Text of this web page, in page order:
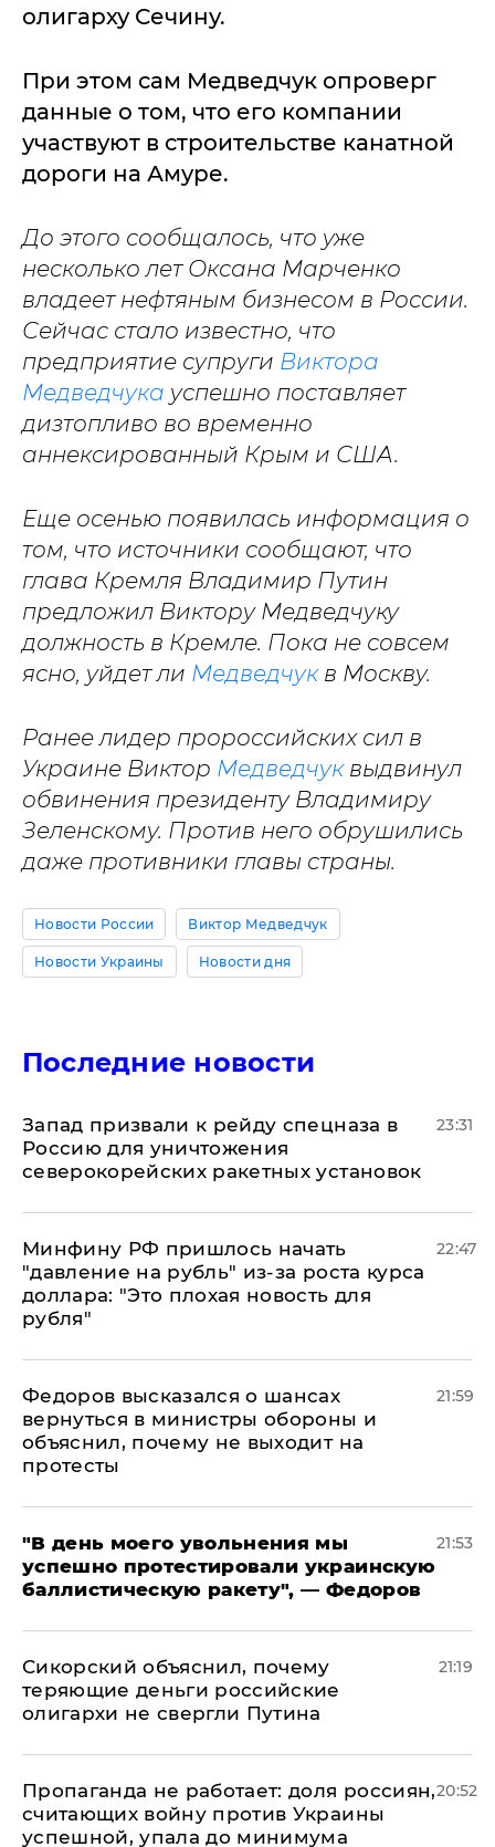
олигарху Сечину.
При этом сам Медведчук опроверг
данные о том, что его компании
участвуют в строительстве канатной
дороги на Амуре.
До этого сообщалось, что уже
несколько лет Оксана Марченко
владеет нефтяным бизнесом в России.
Сейчас стало известно, что
предприятие супруги Виктора
Медведчука успешно поставляет
дизтопливо во временно
аннексированный Крым и США.
Еще осенью появилась информация о
том, что источники сообщают, что
глава Кремля Владимир Путин
предложил Виктору Медведчуку
должность в Кремле. Пока не совсем
ясно, уйдет ли Медведчукв Москву.
Ранее лидер пророссийских сил в
Украине Виктор Медведчуквыдвинул
обвинения президенту Владимиру
Зеленскому. Против него обрушились
даже противники главы страны.
Новости России Виктор Медведчук
Новости Украины Новости дня
Последние новости
Запад призвали к рейду спецназа в
Россию для уничтожения
северокорейских ракетных установок
23:31
Минфину РФ пришлось начать
"давление на рубль" из-за роста курса
доллара: "Это плохая новость для
рубля"
22:47
Федоров высказался о шансах
вернуться в министры обороны и
объяснил, почему не выходит на
протесты
21:59
​"В день моего увольнения мы
успешно протестировали украинскую
баллистическую ракету", — Федоров
21:53
Сикорский объяснил, почему
теряющие деньги российские
олигархи не свергли Путина
21:19
​Пропаганда не работает: доля россиян,
считающих войну против Украины
успешной, упала до минимума
20:52